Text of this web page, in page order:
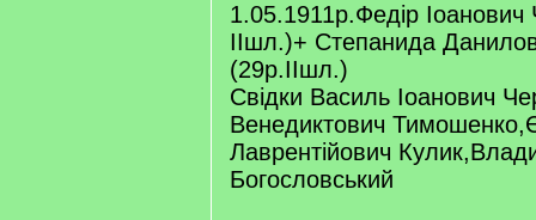
1.05.1911р.Федір
ІІшл.)+ Степанида
(29р.ІІшл.)
Свідки Василь Іоанович
Венедиктович
Лаврентійович
Богословський